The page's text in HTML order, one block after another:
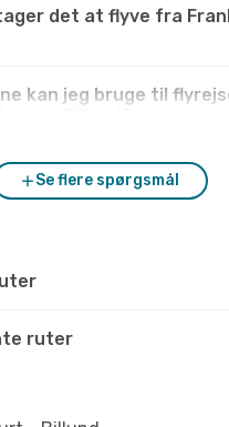
det at flyve fra
kan jeg bruge til
Se flere spørgsmål
ruter